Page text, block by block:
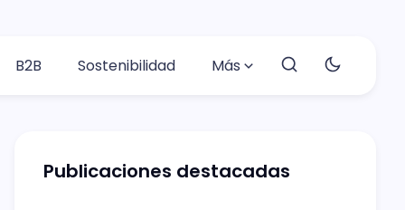
B2B Sostenibilidad Más
Publicaciones destacadas